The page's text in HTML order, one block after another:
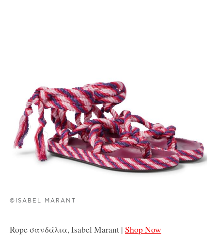
©ISABEL MARANT
Rope σανδάλια, Isabel Marant | Shop Now